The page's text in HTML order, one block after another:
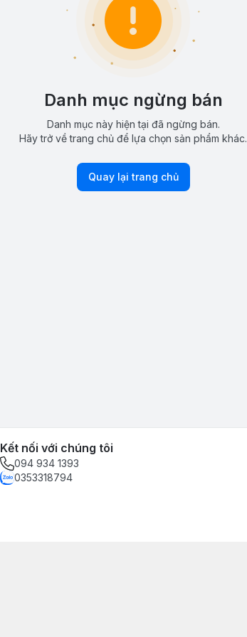
Danh mục ngừng bán
Danh mục này hiện tại đã ngừng bán.
Hãy trở về trang chủ để lựa chọn sản phẩm khác.
Quay lại trang chủ
Kết nối với chúng tôi
094 934 1393
0353318794